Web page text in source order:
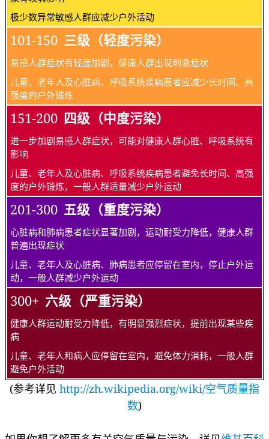
极少数异常敏感人群应减少户外活动
101-150 三级（轻度污染）
易感人群症状有轻度加剧，健康人群出现刺激症状
儿童、老年人及心脏病、呼吸系统疾病患者应减少长时间、高
强度的户外锻炼
151-200 四级（中度污染）
进一步加剧易感人群症状，可能对健康人群心脏、呼吸系统有
影响
儿童、老年人及心脏病、呼吸系统疾病患者避免长时间、高强
度的户外锻炼，一般人群适量减少户外运动
201-300 五级（重度污染）
心脏病和肺病患者症状显著加剧，运动耐受力降低，健康人群
普遍出现症状
儿童、老年人及心脏病、肺病患者应停留在室内，停止户外运
动，一般人群减少户外运动
300+ 六级（严重污染）
健康人群运动耐受力降低，有明显强烈症状，提前出现某些疾
病
儿童、老年人和病人应停留在室内，避免体力消耗，一般人群
避免户外活动
(参考详见 http://zh.wikipedia.org/wiki/空气质量指
数)